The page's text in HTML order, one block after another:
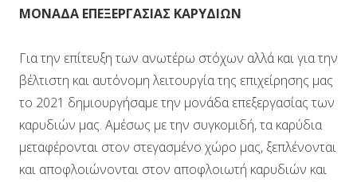
ΜΟΝΑΔΑ ΕΠΕΞΕΡΓΑΣΙΑΣ ΚΑΡΥΔΙΩΝ
Για την επίτευξη των ανωτέρω στόχων αλλά και για την
βέλτιστη και αυτόνομη λειτουργία της επιχείρησης μας
το 2021 δημιουργήσαμε την μονάδα επεξεργασίας των
καρυδιών μας. Αμέσως με την συγκομιδή, τα καρύδια
μεταφέρονται στον στεγασμένο χώρο μας, ξεπλένονται
και αποφλοιώνονται στον αποφλοιωτή καρυδιών και